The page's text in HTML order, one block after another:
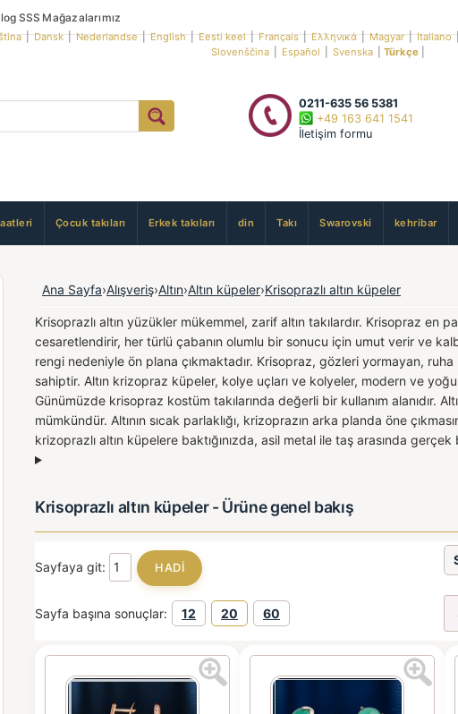
SSS Mağazalarımız
|Dansk|Nederlandse|English|Eesti keel|Français|Ελληνικά|Magyar|Italiano
Slovenščina
Español Svenska Türkçe|
0211-635 56 5381
+49 163 641 1541
İletişim formu
Çocuk takıları Erkek takıları din Takı Swarovski kehribar
Ana Sayfa›Alışveriş›Altın›Altın küpeler›Krisoprazlı altın küpeler
Krisoprazlı altın yüzükler mükemmel, zarif altın takılardır. Krisopraz en
cesaretlendirir, her türlü çabanın olumlu bir sonucu için umut verir ve
rengi nedeniyle ön plana çıkmaktadır. Krisopraz, gözleri yormayan,
sahiptir. Altın krizopraz küpeler, kolye uçları ve kolyeler, modern ve
Günümüzde krisopraz kostüm takılarında değerli bir kullanım alanıdır.
mümkündür. Altının sıcak parlaklığı, krizoprazın arka planda öne
krizoprazlı altın küpelere baktığınızda, asil metal ile taş arasında
Krisoprazlı altın küpeler - Ürüne genel bakış
Sayfaya git:
Sayfa başına sonuçlar: 12 20 60